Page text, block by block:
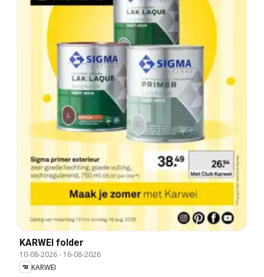
KARWEI folder
10-08-2026- 16-08-2026
KARWEI